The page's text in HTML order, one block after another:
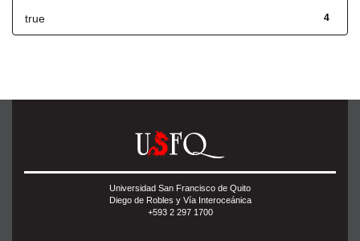
4
true
Universidad San Francisco de Quito
Diego de Robles y Vía Interoceánica
+593 2 297 1700